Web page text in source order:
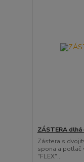
ZÁSTERA
Zástera s
spona a potlač
"FLEX"...